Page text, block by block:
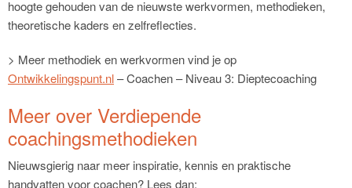
hoogte gehouden van de nieuwste werkvormen, methodieken,
theoretische kaders en zelfreflecties.
> Meer methodiek en werkvormen vind je op
Ontwikkelingspunt.nl– Coachen – Niveau 3: Dieptecoaching
Meer over Verdiepende
coachingsmethodieken
Nieuwsgierig naar meer inspiratie, kennis en praktische
handvatten voor coachen? Lees dan: